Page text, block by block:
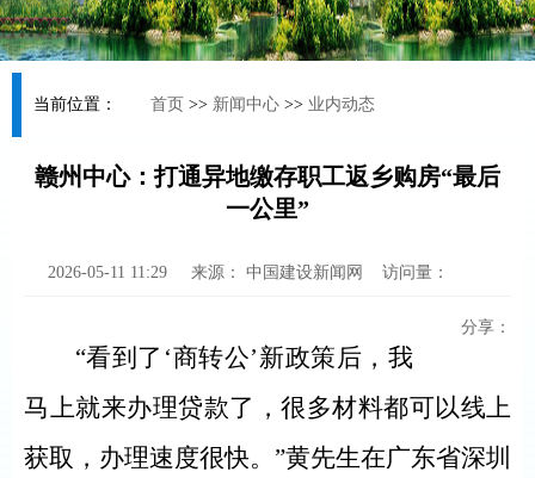
当前位置： 首页 >> 新闻中心 >> 业内动态
赣州中心：打通异地缴存职工返乡购房“最后
一公里”
2026-05-11 11:29 来源： 中国建设新闻网 访问量：
分享：
“看到了‘商转公’新政策后，我
马上就来办理贷款了，很多材料都可以线上
获取，办理速度很快。”黄先生在广东省深圳